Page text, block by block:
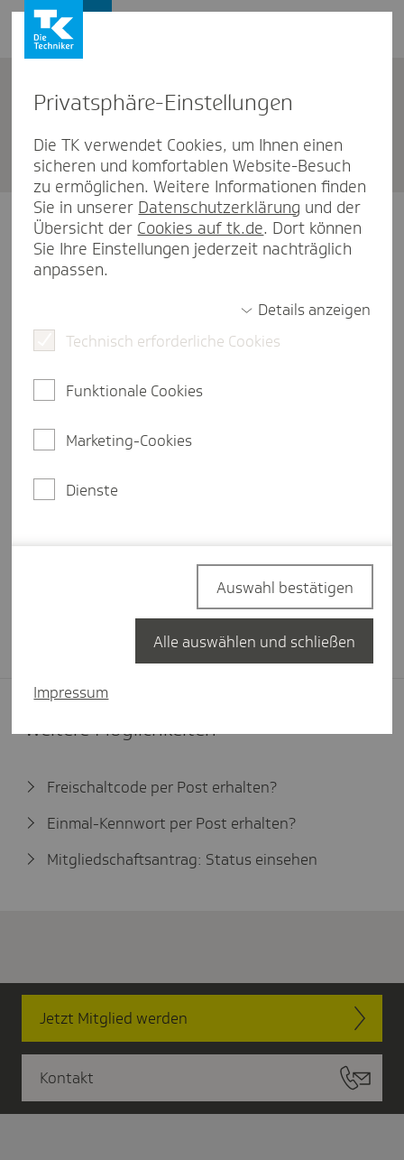
Online-Schlaf­trai­ning
Login mit Passwort
Passwort
Wo finde ich meine Zugangsdaten?
Weitere Möglichkeiten
Freischaltcode per Post erhalten?
Einmal-Kennwort per Post erhalten?
Mitgliedschaftsantrag: Status einsehen
Jetzt Mitglied werden
Kontakt
Privat­sphäre-Einstel­lungen
Die TK verwendet Cookies, um Ihnen einen
sicheren und komfortablen Website-Besuch
zu ermöglichen. Weitere Informationen finden
Sie in unserer Datenschutzerklärung und der
Übersicht der Cookies auf tk.de. Dort können
Sie Ihre Einstellungen jederzeit nachträglich
anpassen.
Details anzeigen
Technisch erforderliche Cookies
Funktionale Cookies
Marketing-Cookies
Dienste
Impressum
Auswahl bestätigen
Alle auswählen und schließen